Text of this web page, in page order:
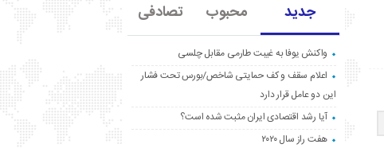
جدید محبوب تصادفی
واکنش یوفا به غیبت طارمی مقابل چلسی
اعلام سقف و کف حمایتی شاخص/بورس تحت فشار
این دو عامل قرار دارد
آیا رشد اقتصادی ایران مثبت شده است؟
هفت راز سال ۲۰۲۰